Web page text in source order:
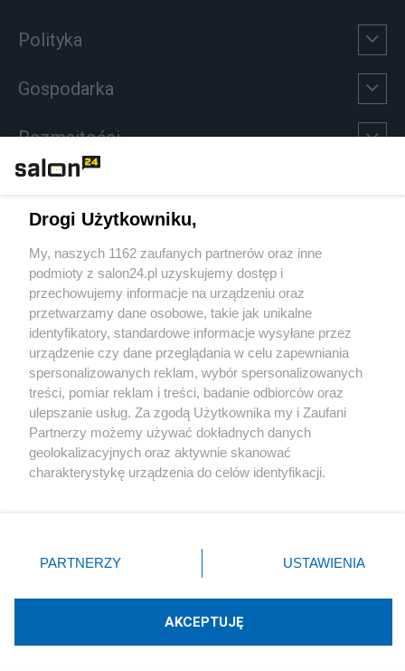
Polityka
Gospodarka
Rozmaitości
Sport
Społeczeństwo
Kultura
X Facebook Instagram Youtube
Technologię dostarcza:W3media.pl
Drogi Użytkowniku,
My, naszych 1162 zaufanych partnerów oraz inne
podmioty z salon24.pl uzyskujemy dostęp i
przechowujemy informacje na urządzeniu oraz
przetwarzamy dane osobowe, takie jak unikalne
identyfikatory, standardowe informacje wysyłane przez
urządzenie czy dane przeglądania w celu zapewniania
spersonalizowanych reklam, wybór spersonalizowanych
treści, pomiar reklam i treści, badanie odbiorców oraz
ulepszanie usług. Za zgodą Użytkownika my i Zaufani
Partnerzy możemy używać dokładnych danych
geolokalizacyjnych oraz aktywnie skanować
charakterystykę urządzenia do celów identyfikacji.
zmienić/wycofać klikając przycisk ustawień prywatności
znajdujący się w lewym dolnym rogu strony
rodzaje przetwarzania danych nie wymagają zgody
użytkownika, ale masz prawo sprzeciwić się takiemu
PARTNERZY USTAWIENIA
AKCEPTUJĘ